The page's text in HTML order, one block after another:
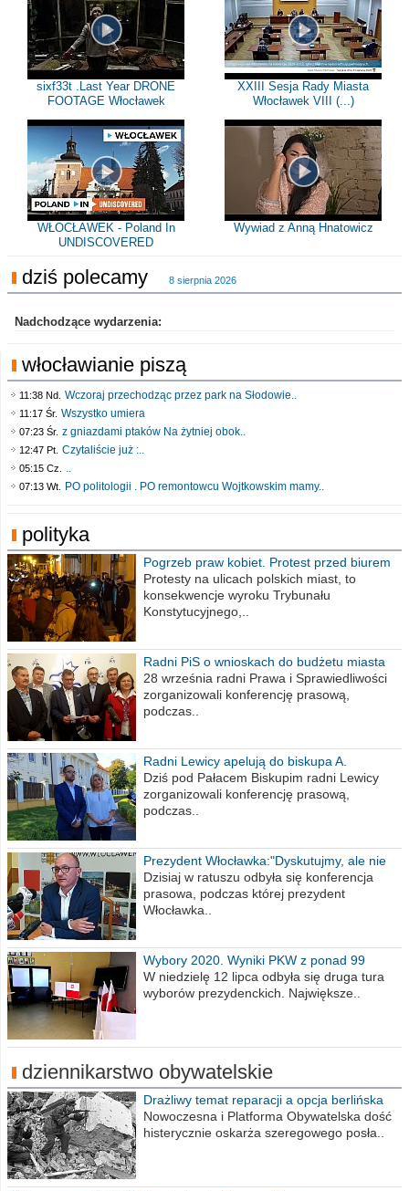
sixf33t .Last Year DRONE
FOOTAGE Włocławek
XXIII Sesja Rady Miasta
Włocławek VIII (...)
WŁOCŁAWEK - Poland In
UNDISCOVERED
Wywiad z Anną Hnatowicz
dziś polecamy 8 sierpnia 2026
Nadchodzące wydarzenia:
włocławianie piszą
11:38 Nd. Wczoraj przechodząc przez park na Słodowie..
11:17 Śr. Wszystko umiera
07:23 Śr. z gniazdami ptaków Na żytniej obok..
12:47 Pt. Czytaliście już :..
05:15 Cz. ..
07:13 Wt. PO politologii . PO remontowcu Wojtkowskim mamy..
polityka
Pogrzeb praw kobiet. Protest przed biurem
poselskim PiS
Protesty na ulicach polskich miast, to
konsekwencje wyroku Trybunału
Konstytucyjnego,..
Radni PiS o wnioskach do budżetu miasta
na 2021 rok
28 września radni Prawa i Sprawiedliwości
zorganizowali konferencję prasową,
podczas..
Radni Lewicy apelują do biskupa A.
Wiesława Meringa
Dziś pod Pałacem Biskupim radni Lewicy
zorganizowali konferencję prasową,
podczas..
Prezydent Włocławka:"Dyskutujmy, ale nie
obrażajmy się”
Dzisiaj w ratuszu odbyła się konferencja
prasowa, podczas której prezydent
Włocławka..
Wybory 2020. Wyniki PKW z ponad 99
procent obwodów
W niedzielę 12 lipca odbyła się druga tura
wyborów prezydenckich. Największe..
dziennikarstwo obywatelskie
Drażliwy temat reparacji a opcja berlińska
Nowoczesna i Platforma Obywatelska dość
histerycznie oskarża szeregowego posła..